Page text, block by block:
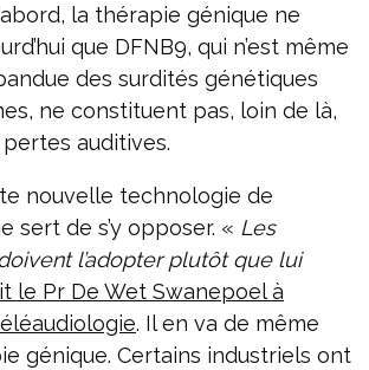
la thérapie génique ne
que DFNB9, qui n’est même
des surdités génétiques
ne constituent pas, loin de là,
pertes auditives.
nouvelle technologie de
sert de s’y opposer. « Les
l’adopter plutôt que lui
le Pr De Wet Swanepoel à
. Il en va de même
génique. Certains industriels ont